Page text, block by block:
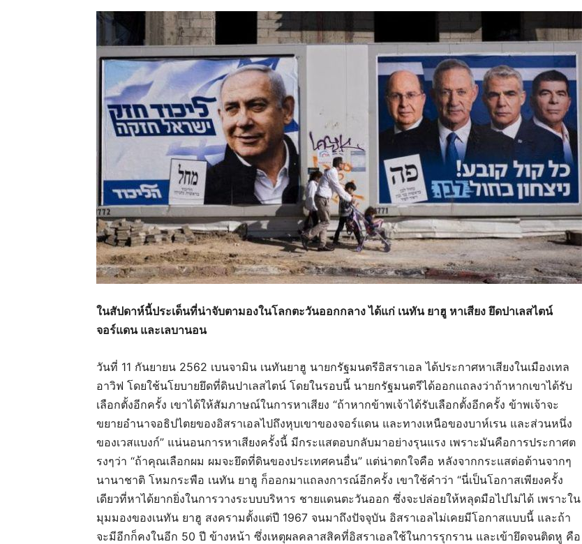
ในสัปดาห์นี้ประเด็นที่น่าจับตามองในโลกตะวันออกกลาง ได้แก่ เนทัน ยาฮู หาเสียง ยึดปาเลสไตน์
จอร์แดน และเลบานอน
วันที่ 11 กันยายน 2562 เบนจามิน เนทันยาฮู นายกรัฐมนตรีอิสราเอล ได้ประกาศหาเสียงในเมืองเทล
อาวิฟ โดยใช้นโยบายยึดที่ดินปาเลสไตน์ โดยในรอบนี้ นายกรัฐมนตรีได้ออกแถลงว่าถ้าหากเขาได้รับ
เลือกตั้งอีกครั้ง เขาได้ให้สัมภาษณ์ในการหาเสียง “ถ้าหากข้าพเจ้าได้รับเลือกตั้งอีกครั้ง ข้าพเจ้าจะ
ขยายอำนาจอธิปไตยของอิสราเอลไปถึงหุบเขาของจอร์แดน และทางเหนือของบาห์เรน และส่วนหนึ่ง
ของเวสแบงก์” แน่นอนการหาเสียงครั้งนี้ มีกระแสตอบกลับมาอย่างรุนแรง เพราะมันคือการประกาศต
รงๆว่า “ถ้าคุณเลือกผม ผมจะยึดที่ดินของประเทศคนอื่น” แต่น่าตกใจคือ หลังจากกระแสต่อต้านจากๆ
นานาชาติ โหมกระพือ เนทัน ยาฮู ก็ออกมาแถลงการณ์อีกครั้ง เขาใช้คำว่า “นี่เป็นโอกาสเพียงครั้ง
เดียวที่หาได้ยากยิ่งในการวางระบบบริหาร ชายแดนตะวันออก ซึ่งจะปล่อยให้หลุดมือไปไม่ได้ เพราะใน
มุมมองของเนทัน ยาฮู สงครามตั้งแต่ปี 1967 จนมาถึงปัจจุบัน อิสราเอลไม่เคยมีโอกาสแบบนี้ และถ้า
จะมีอีกก็คงในอีก 50 ปี ข้างหน้า ซึ่งเหตุผลคลาสสิคที่อิสราเอลใช้ในการรุกราน และเข้ายึดจนติดหู คือ